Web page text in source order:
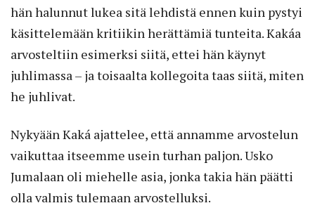
hän halunnut lukea sitä lehdistä ennen kuin pystyi
käsittelemään kritiikin herättämiä tunteita. Kakáa
arvosteltiin esimerksi siitä, ettei hän käynyt
juhlimassa – ja toisaalta kollegoita taas siitä, miten
he juhlivat.
Nykyään Kaká ajattelee, että annamme arvostelun
vaikuttaa itseemme usein turhan paljon. Usko
Jumalaan oli miehelle asia, jonka takia hän päätti
olla valmis tulemaan arvostelluksi.